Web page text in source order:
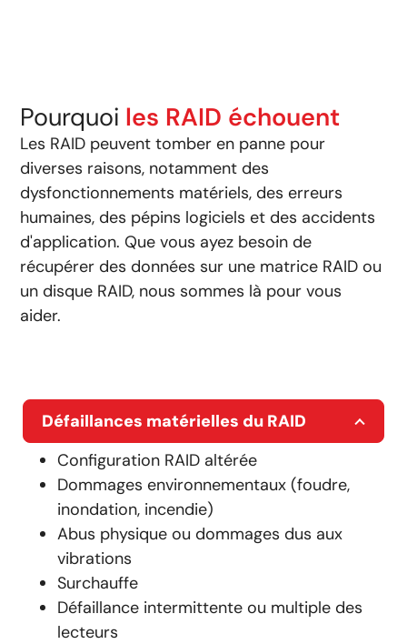
Pourquoi les RAID échouent
Les RAID peuvent tomber en panne pour
diverses raisons, notamment des
dysfonctionnements matériels, des erreurs
humaines, des pépins logiciels et des accidents
d'application. Que vous ayez besoin de
récupérer des données sur une matrice RAID ou
un disque RAID, nous sommes là pour vous
aider.
Défaillances matérielles du RAID
Configuration RAID altérée
Dommages environnementaux (foudre,
inondation, incendie)
Abus physique ou dommages dus aux
vibrations
Surchauffe
Défaillance intermittente ou multiple des
lecteurs